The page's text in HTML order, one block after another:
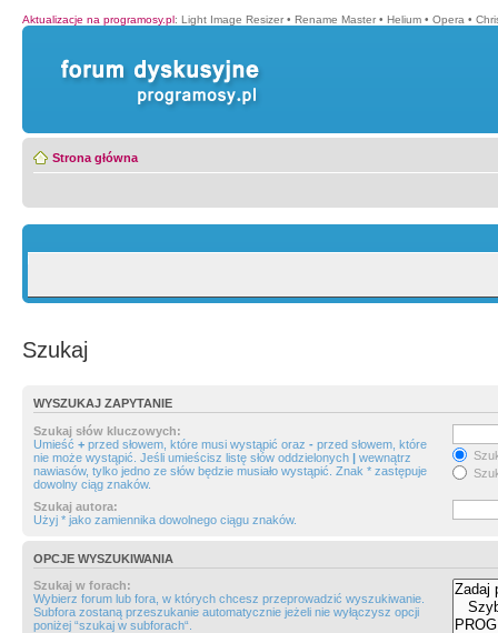
Aktualizacje na programosy.pl: Light Image Resizer • Rename Master • Helium • Opera •
Strona główna
Szukaj
WYSZUKAJ ZAPYTANIE
Szukaj słów kluczowych:
Umieść + przed słowem, które musi wystąpić oraz - przed słowem, które
nie może wystąpić. Jeśli umieścisz listę słów oddzielonych | wewnątrz
nawiasów, tylko jedno ze słów będzie musiało wystąpić. Znak * zastępuje
dowolny ciąg znaków.
Szukaj autora:
Użyj * jako zamiennika dowolnego ciągu znaków.
OPCJE WYSZUKIWANIA
Szukaj w forach:
Wybierz forum lub fora, w których chcesz przeprowadzić wyszukiwanie.
Subfora zostaną przeszukanie automatycznie jeżeli nie wyłączysz opcji
poniżej “szukaj w subforach“.